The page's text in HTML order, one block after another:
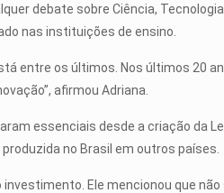
debate sobre Ciência,
nas instituições de ensino.
entre os últimos. Nos últimos 20
afirmou Adriana.
essenciais desde a criação da
no Brasil em outros países.
Ele mencionou que